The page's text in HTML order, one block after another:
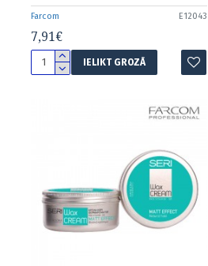
Farcom E12043
7,91€
IELIKT GROZĀ